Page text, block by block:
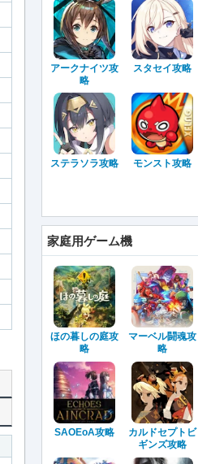
アークナイツ攻
略
スタセイ攻略
ステラソラ攻略 モンスト攻略
家庭用ゲーム機
ほの暮しの庭攻
略
マーベル闘魂攻
略
SAOEoA攻略
カルドセプトビ
ギンズ攻略